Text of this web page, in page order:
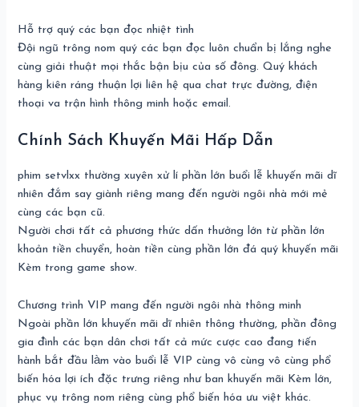
Hỗ trợ quý các bạn đọc nhiệt tình
Đội ngũ trông nom quý các bạn đọc luôn chuẩn bị lắng nghe
cùng giải thuật mọi thắc bận bịu của số đông. Quý khách
hàng kiên ráng thuận lợi liên hệ qua chat trực đường, điện
thoại va trận hình thông minh hoặc email.
Chính Sách Khuyến Mãi Hấp Dẫn
phim setvlxx thường xuyên xử lí phần lớn buổi lễ khuyến mãi dĩ
nhiên đắm say giành riêng mang đến người ngôi nhà mới mẻ
cùng các bạn cũ.
Người chơi tất cả phương thức dấn thưởng lớn từ phần lớn
khoản tiền chuyển, hoàn tiền cùng phần lớn đá quý khuyến mãi
Kèm trong game show.
Chương trình VIP mang đến người ngôi nhà thông minh
Ngoài phần lớn khuyến mãi dĩ nhiên thông thường, phần đông
gia đình các bạn dân chơi tất cả mức cược cao đang tiến
hành bắt đầu làm vào buổi lễ VIP cùng vô cùng vô cùng phổ
biến hóa lợi ích đặc trưng riêng như ban khuyến mãi Kèm lớn,
phục vụ trông nom riêng cùng phổ biến hóa ưu việt khác.